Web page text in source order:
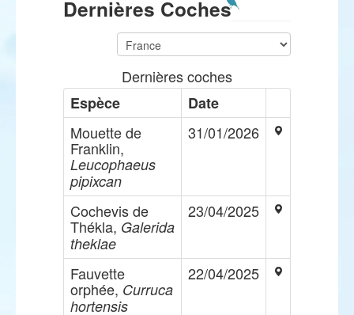
Dernières Coches
Dernières coches
Espèce
Date
Mouette de
Franklin,
Leucophaeus
pipixcan
31/01/2026
Cochevis de
Thékla, Galerida
theklae
23/04/2025
Fauvette
orphée, Curruca
hortensis
22/04/2025